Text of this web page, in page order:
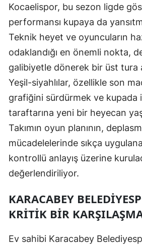
Kocaelispor, bu sezon ligde
performansı kupaya da
Teknik heyet ve oyuncuların
odaklandığı en önemli nokta,
galibiyetle dönerek bir üst tura
Yeşil-siyahlılar, özellikle son
grafiğini sürdürmek ve kupada
taraftarına yeni bir heyecan
Takımın oyun planının,
mücadelelerinde sıkça
kontrollü anlayış üzerine
değerlendiriliyor.
KARACABEY
KRITIK BIR
Ev sahibi Karacabey